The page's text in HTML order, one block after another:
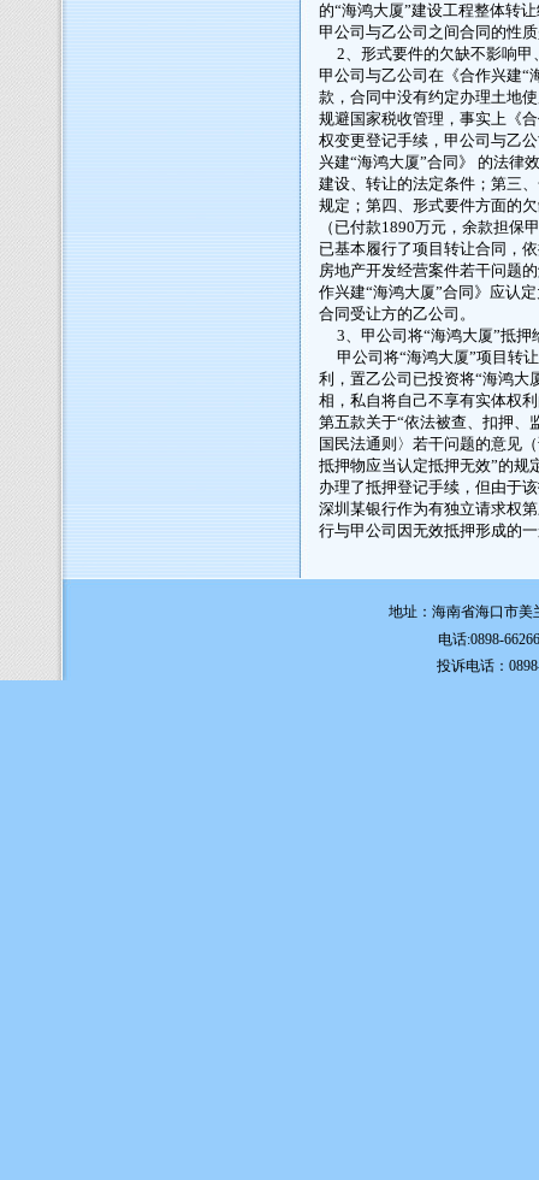
的“海鸿大厦”建设工程整体转
甲公司与乙公司之间合同的性
2、形式要件的欠缺不影响甲
甲公司与乙公司在《合作兴建“
款，合同中没有约定办理土地
规避国家税收管理，事实上《
权变更登记手续，甲公司与乙
兴建“海鸿大厦”合同》 的法律
建设、转让的法定条件；第三
规定；第四、形式要件方面的
（已付款1890万元，余款担保
已基本履行了项目转让合同，
房地产开发经营案件若干问题
作兴建“海鸿大厦”合同》应认
合同受让方的乙公司。
3、甲公司将“海鸿大厦”抵押
甲公司将“海鸿大厦”项目转
利，置乙公司已投资将“海鸿大
相，私自将自己不享有实体权
第五款关于“依法被查、扣押、
国民法通则〉若干问题的意见
抵押物应当认定抵押无效”的规
办理了抵押登记手续，但由于
深圳某银行作为有独立请求权
行与甲公司因无效抵押形成的
地址：海南省海口市美
电话:0898-
投诉电话：